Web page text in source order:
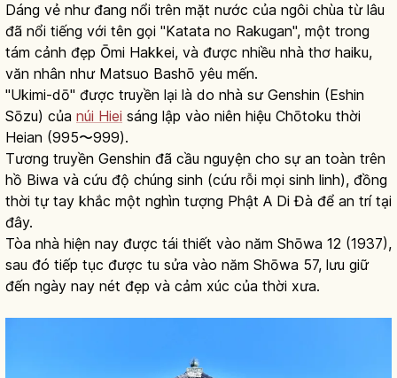
Dáng vẻ như đang nổi trên mặt nước của ngôi chùa từ lâu
đã nổi tiếng với tên gọi "Katata no Rakugan", một trong
tám cảnh đẹp Ōmi Hakkei, và được nhiều nhà thơ haiku,
văn nhân như Matsuo Bashō yêu mến.
"Ukimi-dō" được truyền lại là do nhà sư Genshin (Eshin
Sōzu) của núi Hiei sáng lập vào niên hiệu Chōtoku thời
Heian (995〜999).
Tương truyền Genshin đã cầu nguyện cho sự an toàn trên
hồ Biwa và cứu độ chúng sinh (cứu rỗi mọi sinh linh), đồng
thời tự tay khắc một nghìn tượng Phật A Di Đà để an trí tại
đây.
Tòa nhà hiện nay được tái thiết vào năm Shōwa 12 (1937),
sau đó tiếp tục được tu sửa vào năm Shōwa 57, lưu giữ
đến ngày nay nét đẹp và cảm xúc của thời xưa.